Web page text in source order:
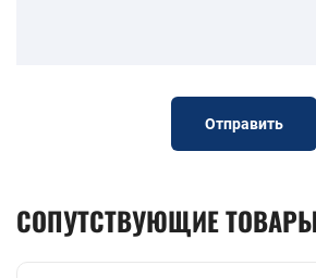
Отправить
СОПУТСТВУЮЩИЕ